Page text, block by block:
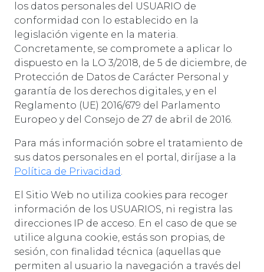
los datos personales del USUARIO de
conformidad con lo establecido en la
legislación vigente en la materia.
Concretamente, se compromete a aplicar lo
dispuesto en la LO 3/2018, de 5 de diciembre, de
Protección de Datos de Carácter Personal y
garantía de los derechos digitales, y en el
Reglamento (UE) 2016/679 del Parlamento
Europeo y del Consejo de 27 de abril de 2016.
Para más información sobre el tratamiento de
sus datos personales en el portal, diríjase a la
Política de Privacidad.
El Sitio Web no utiliza cookies para recoger
información de los USUARIOS, ni registra las
direcciones IP de acceso. En el caso de que se
utilice alguna cookie, estás son propias, de
sesión, con finalidad técnica (aquellas que
permiten al usuario la navegación a través del